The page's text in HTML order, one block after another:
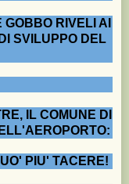
RIVELI AI
SVILUPPO DEL
IL COMUNE DI
PIU' TACERE!